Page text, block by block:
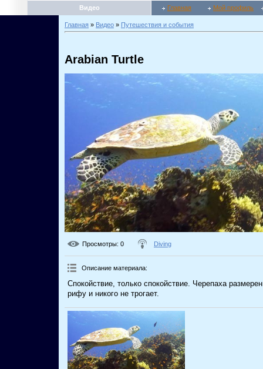
Видео Главная Мой профиль
Главная » Видео » Путешествия и события
Arabian Turtle
Просмотры: 0 Diving
Описание материала:
Спокойствие, только спокойствие. Черепаха
рифу и никого не трогает.